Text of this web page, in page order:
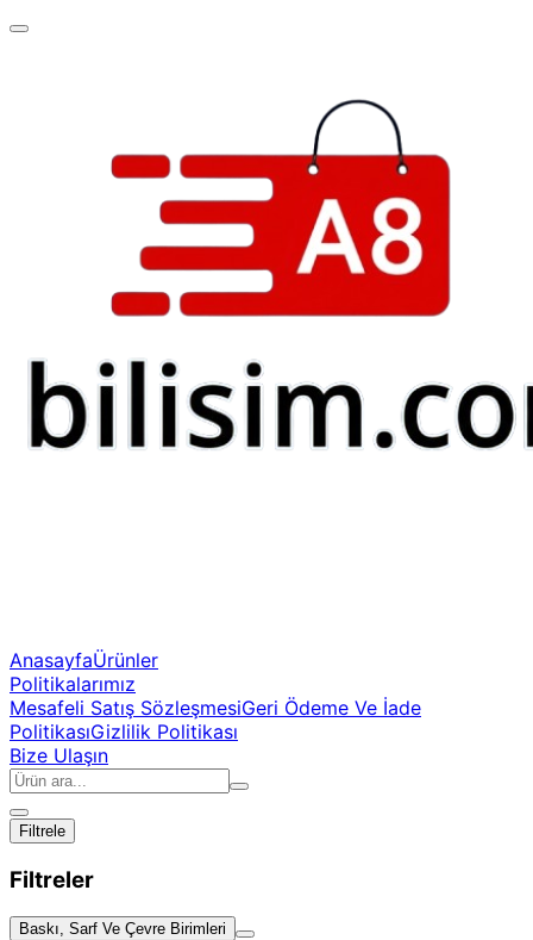
AnasayfaÜrünler
Politikalarımız
Mesafeli Satış SözleşmesiGeri Ödeme Ve İade
PolitikasıGizlilik Politikası
Bize Ulaşın
Filtrele
Filtreler
Baskı, Sarf Ve Çevre Birimleri